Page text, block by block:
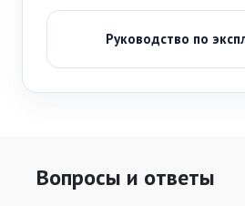
Руководство по
Вопросы и ответы